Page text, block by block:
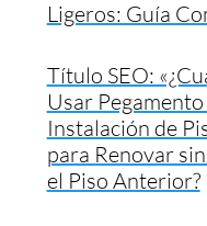
Ligeros: Guía
Título SEO:
Usar Pegamento
Instalación de
para Renovar
el Piso Anterior?